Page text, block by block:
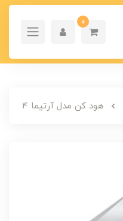
0
هود کن مدل آرتیما 4